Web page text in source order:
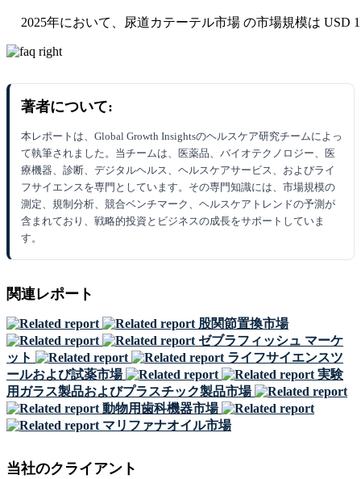
2025年において、尿道カテーテル市場 の市場規模は USD
著者について:
本レポートは、Global Growth Insightsのヘルスケア研究チームによっ
て執筆されました。当チームは、医薬品、バイオテクノロジー、医
療機器、診断、デジタルヘルス、ヘルスケアサービス、およびライ
フサイエンスを専門としています。その専門知識には、市場規模の
測定、規制分析、競合ベンチマーク、ヘルスケアトレンドの予測が
含まれており、戦略的投資とビジネスの成長をサポートしていま
す。
関連レポート
股関節置換市場
ゼブラフィッシュ マーケ
ット
ライフサイエンスツ
ールおよび試薬市場
実験
用ガラス製品およびプラスチック製品市場
動物用歯科機器市場
マリファナオイル市場
当社のクライアント